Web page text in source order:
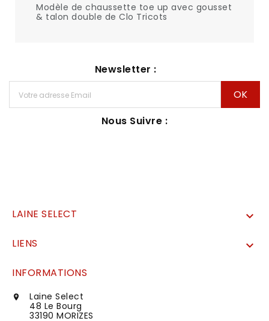
Modèle de chaussette toe up avec gousset
& talon double de Clo Tricots
Newsletter :
Nous Suivre :
LAINE SELECT 
LIENS 
INFORMATIONS

Laine Select
48 Le Bourg
33190 MORIZES